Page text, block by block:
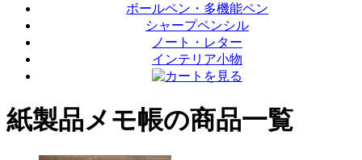
ボールペン・多機能ペン
シャープペンシル
ノート・レター
インテリア小物
紙製品メモ帳の商品一覧